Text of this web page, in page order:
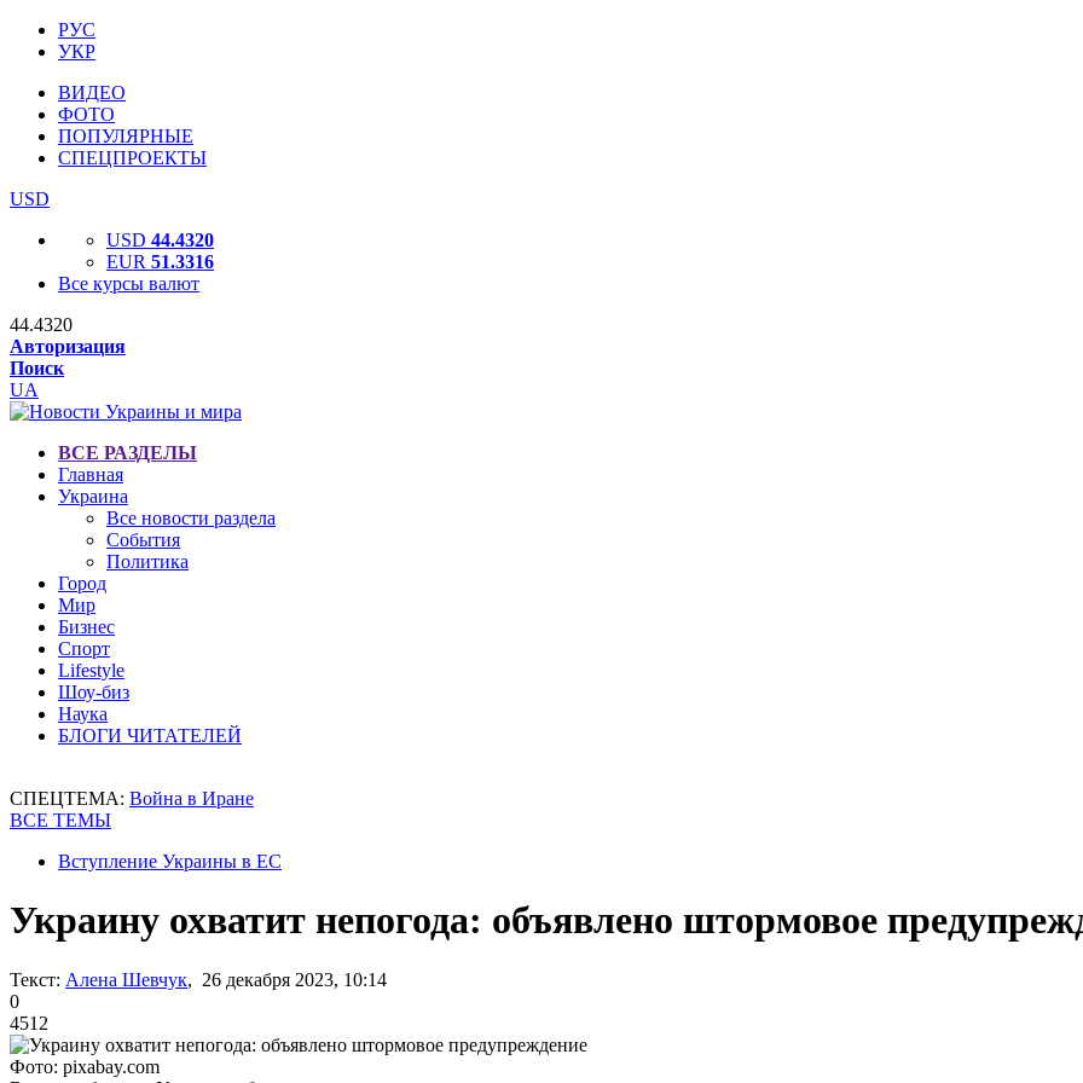
РУС
УКР
ВИДЕО
ФОТО
ПОПУЛЯРНЫЕ
СПЕЦПРОЕКТЫ
USD
USD 44.4320
EUR 51.3316
Все курсы валют
44.4320
Авторизация
Поиск
UA
ВСЕ РАЗДЕЛЫ
Главная
Украина
Все новости раздела
События
Политика
Город
Мир
Бизнес
Спорт
Lifestyle
Шоу-биз
Наука
БЛОГИ ЧИТАТЕЛЕЙ
СПЕЦТЕМА: Война в Иране
ВСЕ ТЕМЫ
Вступление Украины в ЕС
Украину охватит непогода: объявлено штормовое
Текст: Алена Шевчук, 26 декабря 2023, 10:14
0
4512
Фото: pixabay.com